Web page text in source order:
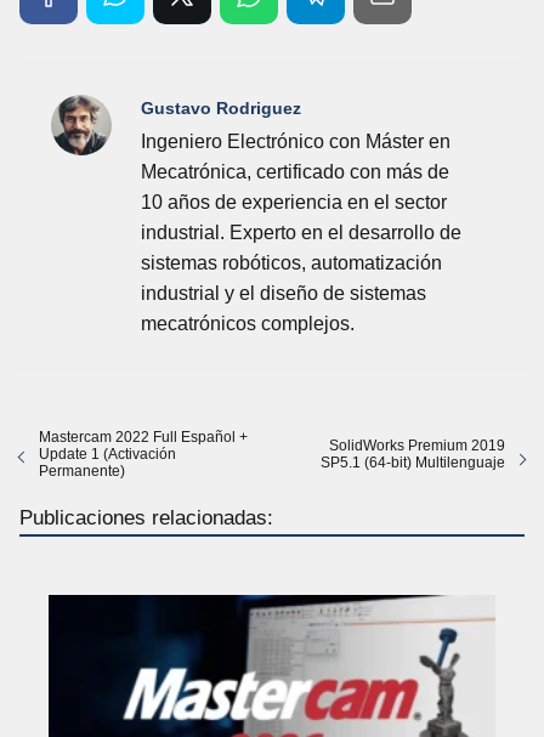
Gustavo Rodriguez
Ingeniero Electrónico con Máster en
Mecatrónica, certificado con más de
10 años de experiencia en el sector
industrial. Experto en el desarrollo de
sistemas robóticos, automatización
industrial y el diseño de sistemas
mecatrónicos complejos.
Mastercam 2022 Full Español +
Update 1 (Activación
Permanente)
SolidWorks Premium 2019
SP5.1 (64-bit) Multilenguaje
Publicaciones relacionadas: